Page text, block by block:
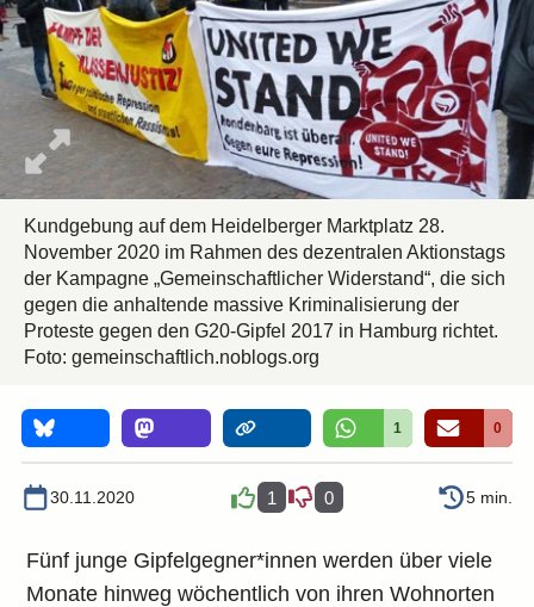
Kundgebung auf dem Heidelberger Marktplatz 28.
November 2020 im Rahmen des dezentralen Aktionstags
der Kampagne „Gemeinschaftlicher Widerstand“, die sich
gegen die anhaltende massive Kriminalisierung der
Proteste gegen den G20-Gipfel 2017 in Hamburg richtet.
Foto: gemeinschaftlich.noblogs.org
1 0
30.11.2020 1 0 5 min.
Fünf junge Gipfelgegner*innen werden über viele
Monate hinweg wöchentlich von ihren Wohnorten